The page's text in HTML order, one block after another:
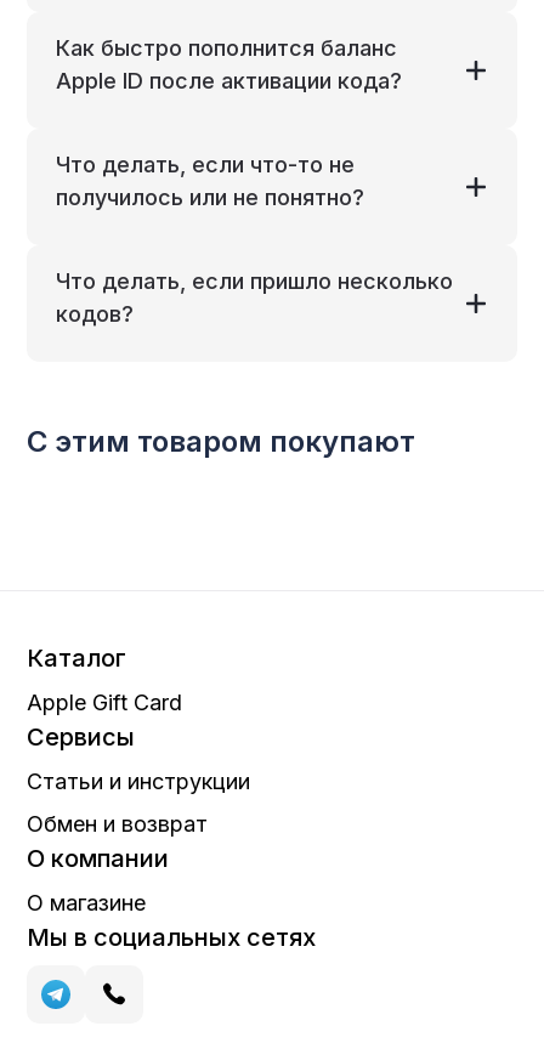
Как быстро пополнится баланс
Apple ID после активации кода?
Что делать, если что-то не
получилось или не понятно?
Что делать, если пришло несколько
кодов?
С этим товаром покупают
Каталог
Apple Gift Card
Сервисы
Статьи и инструкции
Обмен и возврат
О компании
О магазине
Мы в социальных сетях